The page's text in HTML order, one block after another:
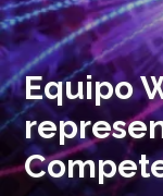
Equipo